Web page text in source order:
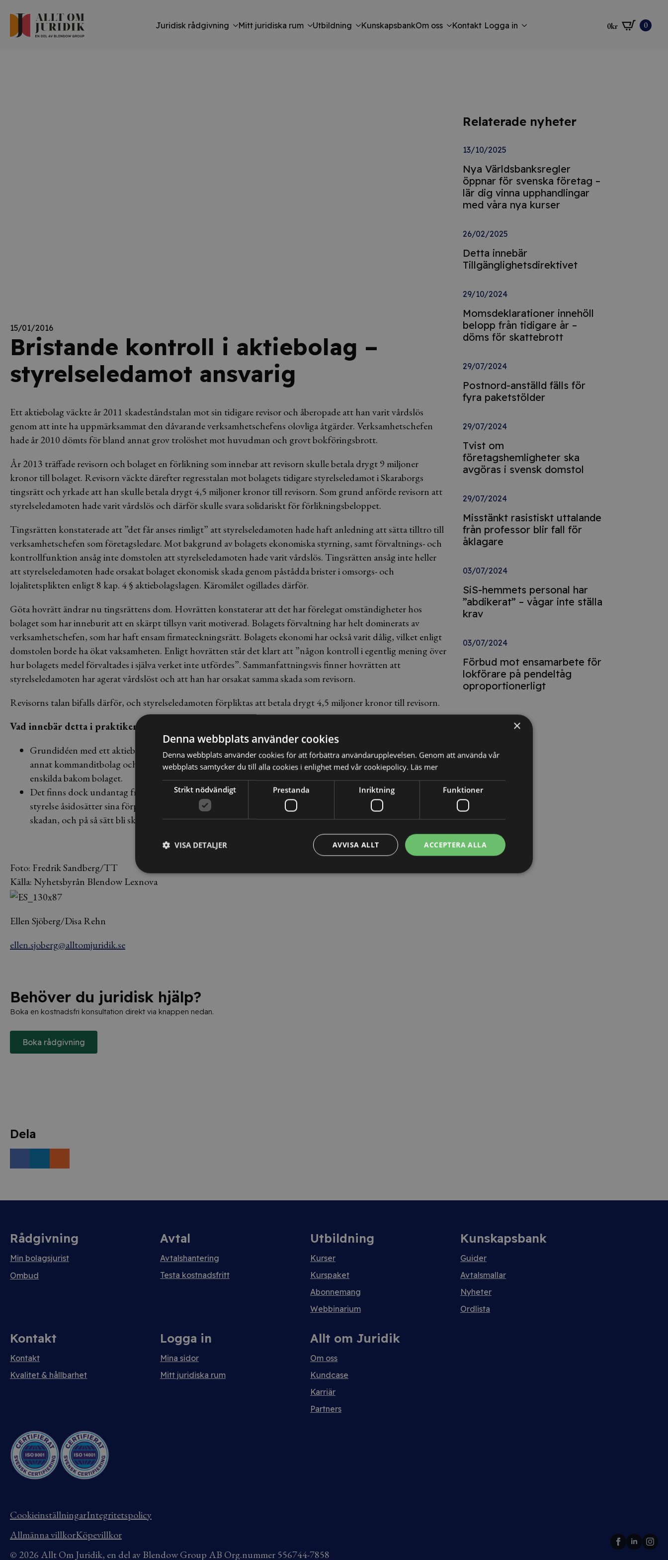
Juridisk rådgivning Mitt juridiska rum Utbildning KunskapsbankOm oss Kontakt Logga in 0kr 0
15/01/2016
Bristande kontroll i aktiebolag –
styrelseledamot ansvarig
Ett aktiebolag väckte år 2011 skadeståndstalan mot sin tidigare revisor och åberopade att han varit vårdslös
genom att inte ha uppmärksammat den dåvarande verksamhetschefens olovliga åtgärder. Verksamhetschefen
hade år 2010 dömts för bland annat grov trolöshet mot huvudman och grovt bokföringsbrott.
År 2013 träffade revisorn och bolaget en förlikning som innebar att revisorn skulle betala drygt 9 miljoner
kronor till bolaget. Revisorn väckte därefter regresstalan mot bolagets tidigare styrelseledamot i Skaraborgs
tingsrätt och yrkade att han skulle betala drygt 4,5 miljoner kronor till revisorn. Som grund anförde revisorn att
styrelseledamoten hade varit vårdslös och därför skulle svara solidariskt för förlikningsbeloppet.
Tingsrätten konstaterade att ”det får anses rimligt” att styrelseledamoten hade haft anledning att sätta tilltro till
verksamhetschefen som företagsledare. Mot bakgrund av bolagets ekonomiska styrning, samt förvaltnings- och
kontrollfunktion ansåg inte domstolen att styrelseledamoten hade varit vårdslös. Tingsrätten ansåg inte heller
att styrelseledamoten hade orsakat bolaget ekonomisk skada genom påstådda brister i omsorgs- och
lojalitetsplikten enligt 8 kap. 4 § aktiebolagslagen. Käromålet ogillades därför.
Göta hovrätt ändrar nu tingsrättens dom. Hovrätten konstaterar att det har förelegat omständigheter hos
bolaget som har inneburit att en skärpt tillsyn varit motiverad. Bolagets förvaltning har helt dominerats av
verksamhetschefen, som har haft ensam firmateckningsrätt. Bolagets ekonomi har också varit dålig, vilket enligt
domstolen borde ha ökat vaksamheten. Enligt hovrätten står det klart att ”någon kontroll i egentlig mening över
hur bolagets medel förvaltades i själva verket inte utfördes”. Sammanfattningsvis finner hovrätten att
styrelseledamoten har agerat vårdslöst och att han har orsakat samma skada som revisorn.
Revisorns talan bifalls därför, och styrelseledamoten förpliktas att betala drygt 4,5 miljoner kronor till revisorn.
Vad innebär detta i praktiken?
Grundidéen med ett aktiebolag är att man eliminerar den personliga ekonomiska risken som finns hos bland
annat kommanditbolag och handelsbolag. Gå affärerna dåligt är det bolaget som tar smällen, inte de
enskilda bakom bolaget.
Det finns dock undantag från huvudregeln ovanför. Om en eller flera styrelseledamöter i aktiebolagets
styrelse åsidosätter sina förpliktelser enligt aktiebolagslagen kan denne dömas för solidariskt ansvar för
skadan, och på så sätt bli skadeståndsskyldig.
Foto: Fredrik Sandberg/TT
Källa: Nyhetsbyrån Blendow Lexnova
Ellen Sjöberg/Disa Rehn
ellen.sjoberg@alltomjuridik.se
Behöver du juridisk hjälp?
Boka en kostnadsfri konsultation direkt via knappen nedan.
Boka rådgivning
Dela
Relaterade nyheter
13/10/2025
Nya Världsbanksregler
öppnar för svenska företag –
lär dig vinna upphandlingar
med våra nya kurser
26/02/2025
Detta innebär
Tillgänglighetsdirektivet
29/10/2024
Momsdeklarationer innehöll
belopp från tidigare år –
döms för skattebrott
29/07/2024
Postnord-anställd fälls för
fyra paketstölder
29/07/2024
Tvist om
företagshemligheter ska
avgöras i svensk domstol
29/07/2024
Misstänkt rasistiskt uttalande
från professor blir fall för
åklagare
03/07/2024
SiS-hemmets personal har
”abdikerat” – vågar inte ställa
krav
03/07/2024
Förbud mot ensamarbete för
lokförare på pendeltåg
oproportionerligt
Rådgivning
Min bolagsjurist
Ombud
Avtal
Avtalshantering
Testa kostnadsfritt
Utbildning
Kurser
Kurspaket
Abonnemang
Webbinarium
Kunskapsbank
Guider
Avtalsmallar
Nyheter
Ordlista
Kontakt
Kontakt
Kvalitet & hållbarhet
Logga in
Mina sidor
Mitt juridiska rum
Allt om Juridik
Om oss
Kundcase
Karriär
Partners
CookieinställningarIntegritetspolicy
Allmänna villkorKöpevillkor
© 2026 Allt Om Juridik, en del av Blendow Group AB Org.nummer 556744-7858
×
Denna webbplats använder cookies
Denna webbplats använder cookies för att förbättra användarupplevelsen. Genom att använda vår
webbplats samtycker du till alla cookies i enlighet med vår cookiepolicy. Läs mer
Strikt nödvändigt Prestanda Inriktning Funktioner
ACCEPTERA ALLA
AVVISA ALLT
VISA DETALJER